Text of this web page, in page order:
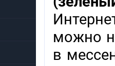
можно
в